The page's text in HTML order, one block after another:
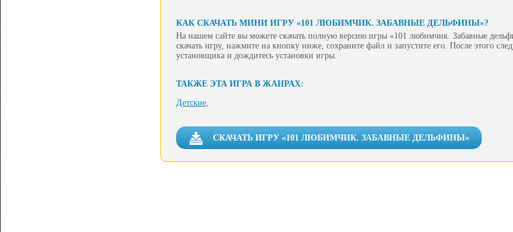
КАК СКАЧАТЬ МИНИ ИГРУ «101 ЛЮБИМЧИК. ЗАБАВНЫЕ ДЕЛЬФИНЫ»?
На нашем сайте вы можете скачать полную версию игры «101 любимчик. Забавные
скачать игру, нажмите на кнопку ниже, сохраните файл и запустите его. После этого
установщика и дождитесь установки игры.
ТАКЖЕ ЭТА ИГРА В ЖАНРАХ:
Детские,
СКАЧАТЬ ИГРУ «101 ЛЮБИМЧИК. ЗАБАВНЫЕ ДЕЛЬФИНЫ»